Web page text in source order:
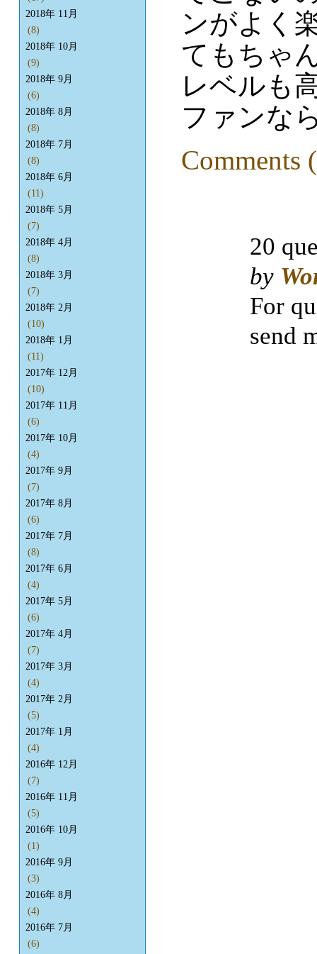
ンがよく
てもちゃ
レベルも
ファンな
Comments
2018年 11月
(8)
2018年 10月
(9)
2018年 9月
(6)
2018年 8月
(8)
2018年 7月
(8)
2018年 6月
(11)
2018年 5月
(7)
2018年 4月
(8)
2018年 3月
(7)
2018年 2月
(10)
2018年 1月
(11)
2017年 12月
(10)
2017年 11月
(6)
2017年 10月
(4)
2017年 9月
(7)
2017年 8月
(6)
2017年 7月
(8)
2017年 6月
(4)
2017年 5月
(6)
2017年 4月
(7)
2017年 3月
(4)
2017年 2月
(5)
2017年 1月
(4)
2016年 12月
(7)
2016年 11月
(5)
2016年 10月
(1)
2016年 9月
(3)
2016年 8月
(4)
2016年 7月
(6)
20
by
For
send